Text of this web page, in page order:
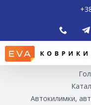
Автокилимки,